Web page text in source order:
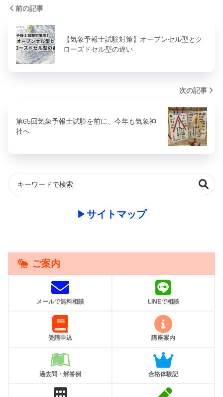
前の記事
【気象予報士試験対策】オープンセル型とク
ローズドセル型の違い
次の記事
第65回気象予報士試験を前に、今年も気象神
社へ
▶︎サイトマップ
ご案内
メールで無料相談 LINEで相談
受講申込 講座案内
過去問・解答例 合格体験記